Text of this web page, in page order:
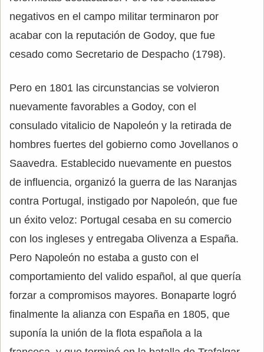
negativos en el campo militar terminaron por
acabar con la reputación de Godoy, que fue
cesado como Secretario de Despacho (1798).
Pero en 1801 las circunstancias se volvieron
nuevamente favorables a Godoy, con el
consulado vitalicio de Napoleón y la retirada de
hombres fuertes del gobierno como Jovellanos o
Saavedra. Establecido nuevamente en puestos
de influencia, organizó la guerra de las Naranjas
contra Portugal, instigado por Napoleón, que fue
un éxito veloz: Portugal cesaba en su comercio
con los ingleses y entregaba Olivenza a España.
Pero Napoleón no estaba a gusto con el
comportamiento del valido español, al que quería
forzar a compromisos mayores. Bonaparte logró
finalmente la alianza con España en 1805, que
suponía la unión de la flota española a la